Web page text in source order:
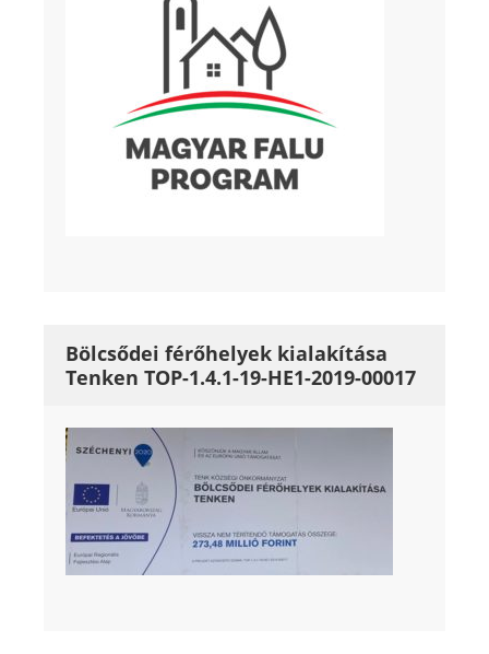
Bölcsődei férőhelyek kialakítása
Tenken TOP-1.4.1-19-HE1-2019-00017